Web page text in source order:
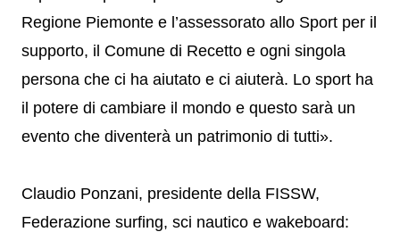
Regione Piemonte e l’assessorato allo Sport per il
supporto, il Comune di Recetto e ogni singola
persona che ci ha aiutato e ci aiuterà. Lo sport ha
il potere di cambiare il mondo e questo sarà un
evento che diventerà un patrimonio di tutti».
Claudio Ponzani, presidente della FISSW,
Federazione surfing, sci nautico e wakeboard: